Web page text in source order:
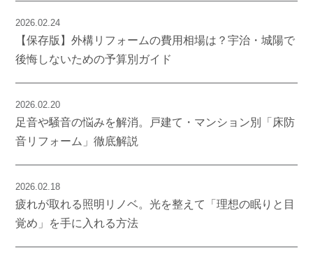
2026.02.24
【保存版】外構リフォームの費用相場は？宇治・城陽で
後悔しないための予算別ガイド
2026.02.20
足音や騒音の悩みを解消。戸建て・マンション別「床防
音リフォーム」徹底解説
2026.02.18
疲れが取れる照明リノベ。光を整えて「理想の眠りと目
覚め」を手に入れる方法